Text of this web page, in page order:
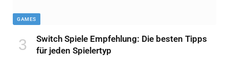
GAMES
Switch Spiele Empfehlung: Die besten Tipps
für jeden Spielertyp